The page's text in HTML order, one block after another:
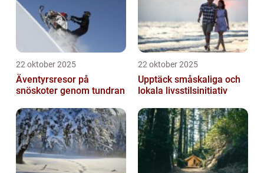
22 oktober 2025
Äventyrsresor på
snöskoter genom tundran
22 oktober 2025
Upptäck småskaliga och
lokala livsstilsinitiativ